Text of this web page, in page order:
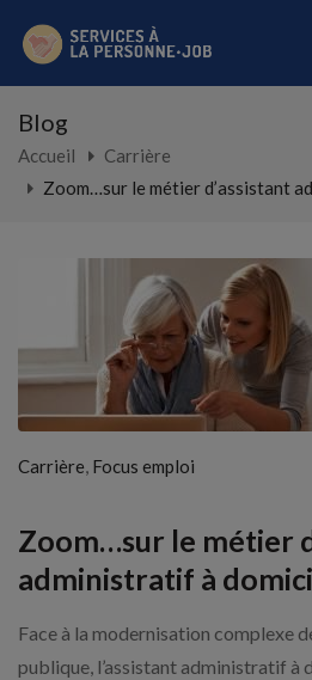
Blog
Accueil
Carrière
Zoom…sur le métier d’assistant
Carrière, Focus emploi
Zoom…sur le métier
administratif à
Face à la modernisation complexe
publique, l’assistant administratif à